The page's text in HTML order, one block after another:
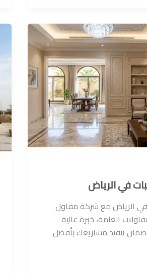
في الرياض
الرياض مع شركة مقاول
العامة، خبرة عالية
تنفيذ مشاريعك بأفضل